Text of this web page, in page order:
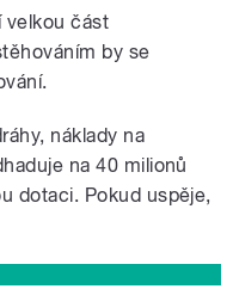
velkou část
by se
náklady na
na 40 milionů
dotaci. Pokud uspěje,